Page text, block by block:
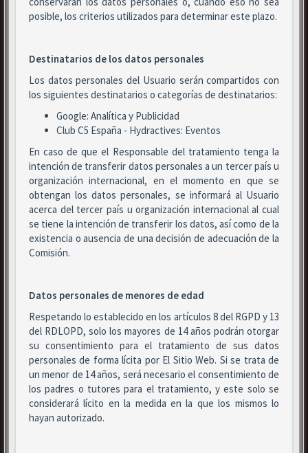
posible, los criterios utilizados para determinar este plazo.
Destinatarios de los datos personales
Los datos personales del Usuario serán compartidos con
los siguientes destinatarios o categorías de destinatarios:
Google: Analítica y Publicidad
Club C5 España - Hydractives: Eventos
En caso de que el Responsable del tratamiento tenga la
intención de transferir datos personales a un tercer país u
organización internacional, en el momento en que se
obtengan los datos personales, se informará al Usuario
acerca del tercer país u organización internacional al cual
se tiene la intención de transferir los datos, así como de la
existencia o ausencia de una decisión de adecuación de la
Comisión.
Datos personales de menores de edad
Respetando lo establecido en los artículos 8 del RGPD y 13
del RDLOPD, solo los mayores de 14 años podrán otorgar
su consentimiento para el tratamiento de sus datos
personales de forma lícita por El Sitio Web. Si se trata de
un menor de 14 años, será necesario el consentimiento de
los padres o tutores para el tratamiento, y este solo se
considerará lícito en la medida en la que los mismos lo
hayan autorizado.